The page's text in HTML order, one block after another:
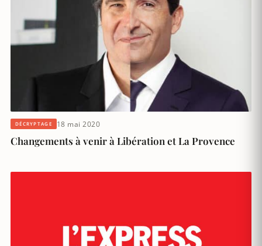
DÉCRYPTAGE 18 mai 2020
Changements à venir à Libération et La Provence